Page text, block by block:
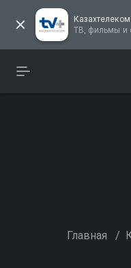
Казахтелеком
ТВ, фильмы и
Главная /